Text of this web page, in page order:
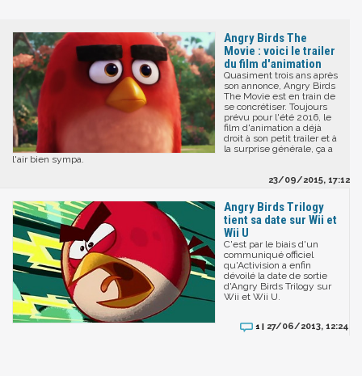
Angry Birds The
Movie : voici le trailer
du film d'animation
Quasiment trois ans après
son annonce, Angry Birds
The Movie est en train de
se concrétiser. Toujours
prévu pour l'été 2016, le
film d'animation a déjà
droit à son petit trailer et à
la surprise générale, ça a
l'air bien sympa.
23/09/2015, 17:12
Angry Birds Trilogy
tient sa date sur Wii et
Wii U
C'est par le biais d'un
communiqué officiel
qu'Activision a enfin
dévoilé la date de sortie
d'Angry Birds Trilogy sur
Wii et Wii U.
1 | 27/06/2013, 12:24